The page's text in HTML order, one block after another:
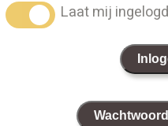
Laat mij